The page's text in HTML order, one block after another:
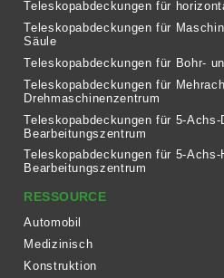
Teleskopabdeckungen für
Teleskopabdeckungen für
Säule
Teleskopabdeckungen für Bohr-
Teleskopabdeckungen für
Drehmaschinenzentrum
Teleskopabdeckungen für 5-Achs-
Bearbeitungszentrum
Teleskopabdeckungen für 5-Achs-
Bearbeitungszentrum
RESSOURCE
Automobil
Medizinisch
Konstruktion